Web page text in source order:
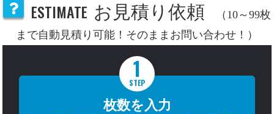
ESTIMATE お見積り依頼
（10～99枚
まで自動見積り可能！そのままお問い合わせ！）
1
STEP
枚数を入力